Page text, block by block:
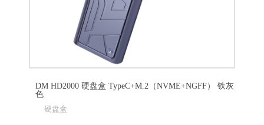
DM HD2000 硬盘盒 TypeC+M.2（NVME+NGFF） 铁灰
色
硬盘盒